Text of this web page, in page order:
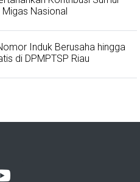
Nasional
Induk Berusaha hingga
di DPMPTSP Riau